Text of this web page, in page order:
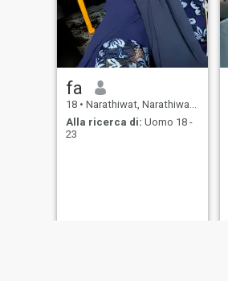
fa
18 • Narathiwat, Narathiwat, Thailandia
Alla ricerca di: Uomo 18 -
23